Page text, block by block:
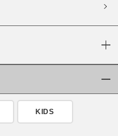
予約商品
KIDS